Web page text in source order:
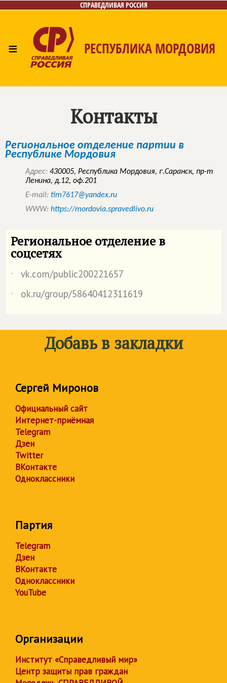
СПРАВЕДЛИВАЯ РОССИЯ
≡ РЕСПУБЛИКА МОРДОВИЯ
Контакты
Региональное отделение партии в
Республике Мордовия
Адрес: 430005, Республика Мордовия, г.Саранск, пр-т
Ленина, д.12, оф.201
E-mail: tim7617@yandex.ru
WWW: https://mordovia.spravedlivo.ru
Региональное отделение в
соцсетях
˙
vk.com/public200221657
˙
ok.ru/group/58640412311619
Добавь в закладки
Сергей Миронов
Официальный сайт
Интернет-приёмная
Telegram
Дзен
Twitter
ВКонтакте
Одноклассники
Партия
Telegram
Дзен
ВКонтакте
Одноклассники
YouTube
Организации
Институт «Справедливый мир»
Центр защиты прав граждан